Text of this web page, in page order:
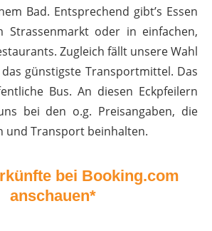
Bad. Entsprechend gibt’s Essen
Strassenmarkt oder in einfachen,
Zugleich fällt unsere Wahl
günstigste Transportmittel. Das
Bus. An diesen Eckpfeilern
bei den o.g. Preisangaben, die
und Transport beinhalten.
bei Booking.com
anschauen*